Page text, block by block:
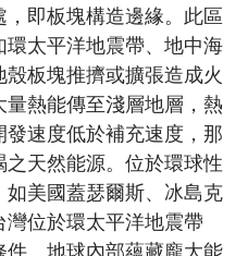
即板塊構造邊緣。此區
太平洋地震帶、地中海
板塊推擠或擴張造成火
熱能傳至淺層地層，熱
速度低於補充速度，那
天然能源。位於環球性
美國蓋瑟爾斯、冰島克
位於環太平洋地震帶